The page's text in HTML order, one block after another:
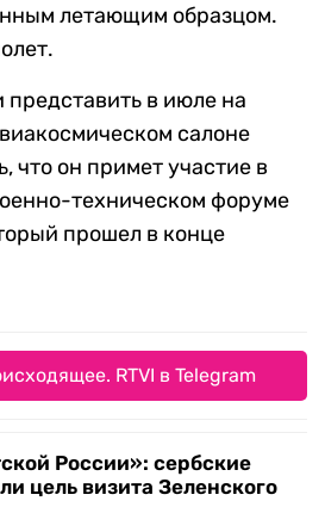
летающим образцом.
в июле на
салоне
что он примет участие в
техническом форуме
прошел в конце
RTVI в Telegram
России»: сербские
цель визита Зеленского